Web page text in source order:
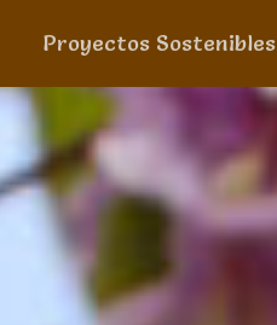
Proyectos Sostenibles